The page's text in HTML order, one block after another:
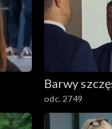
Barwy
odc. 2749